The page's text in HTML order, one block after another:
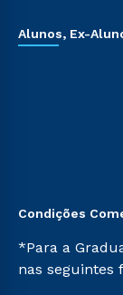
Alunos, Ex-
Condições
*Para a
nas seguintes